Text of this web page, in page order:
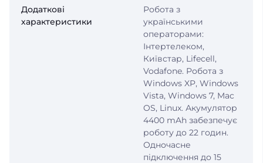
Додаткові
характеристики
Робота з
українськими
операторами:
Інтертелеком,
Київстар, Lifecell,
Vodafone. Робота з
Windows XP, Windows
Vista, Windows 7, Mac
OS, Linux. Акумулятор
4400 mAh забезпечує
роботу до 22 годин.
Одночасне
підключення до 15